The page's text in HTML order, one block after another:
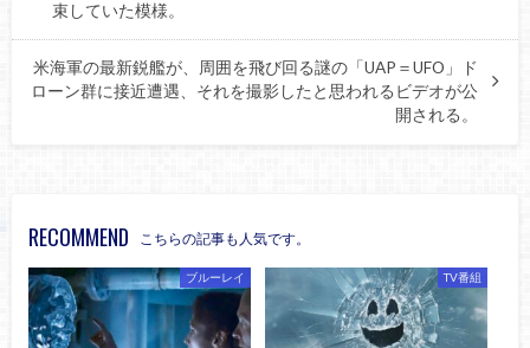
束していた模様。
米海軍の最新鋭艦が、周囲を飛び回る謎の「UAP＝UFO」ド
ローン群に接近遭遇、それを撮影したと思われるビデオが公
開される。
RECOMMEND こちらの記事も人気です。
ブルーレイ TV番組